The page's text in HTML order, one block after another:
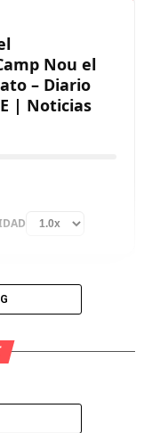
Nou el
– Diario
| Noticias
contractuales,